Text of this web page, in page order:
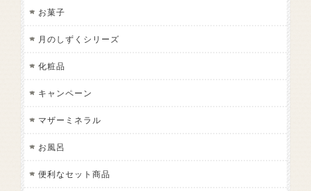
お菓子
月のしずくシリーズ
化粧品
キャンペーン
マザーミネラル
お風呂
便利なセット商品